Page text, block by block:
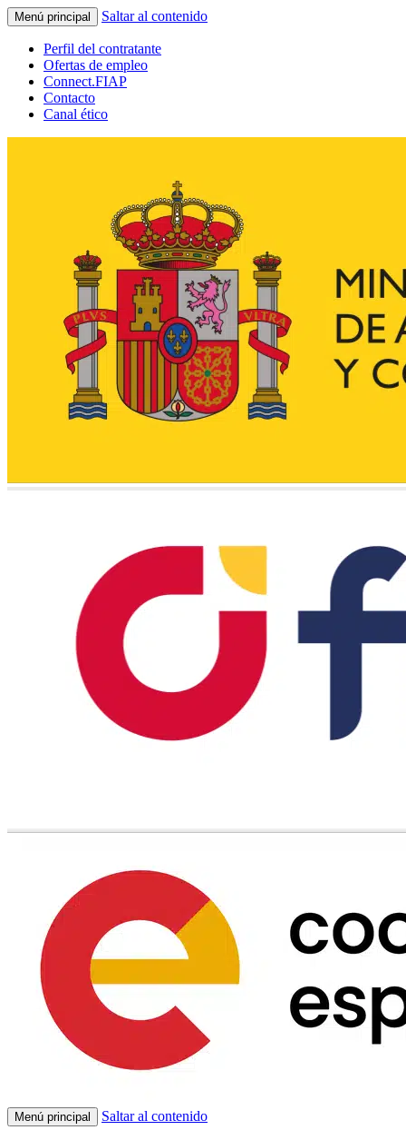
Menú principal Saltar al contenido
Perfil del contratante
Ofertas de empleo
Connect.FIAP
Contacto
Canal ético
Menú principal Saltar al contenido